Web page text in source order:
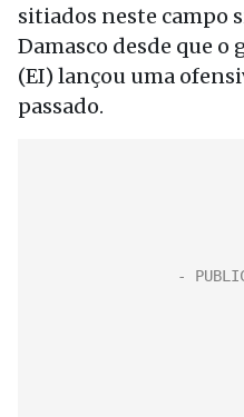
sitiados neste campo
Damasco desde que
(EI) lançou uma
passado.